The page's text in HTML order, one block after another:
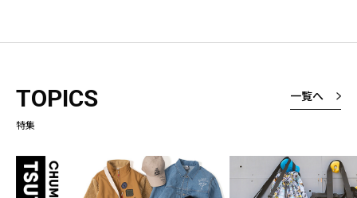
ょうどいい感
たが、厚くて
なく、しっか
様なところも
TOPICS
特集
一覧へ